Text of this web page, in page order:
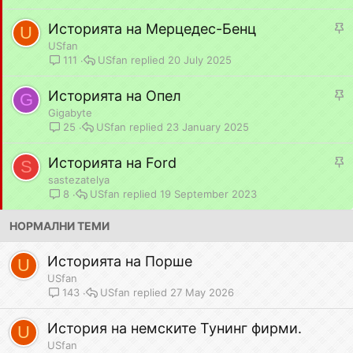
c
k
U
S
c
k
Историята на Мерцедес-Бенц
USfan
111
20 July 2025
USfan
G
S
c
k
Историята на Опел
Gigabyte
25
23 January 2025
USfan
S
S
c
Историята на Ford
sastezatelya
8
19 September 2023
USfan
НОРМАЛНИ ТЕМИ
U Историята на Порше
USfan
143
27 May 2026
USfan
U История на немските Тунинг фирми.
USfan